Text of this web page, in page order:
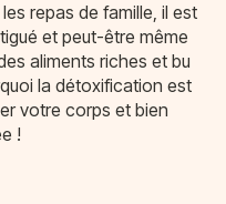
repas de famille, il est
et peut-être même
aliments riches et bu
la détoxification est
votre corps et bien
!